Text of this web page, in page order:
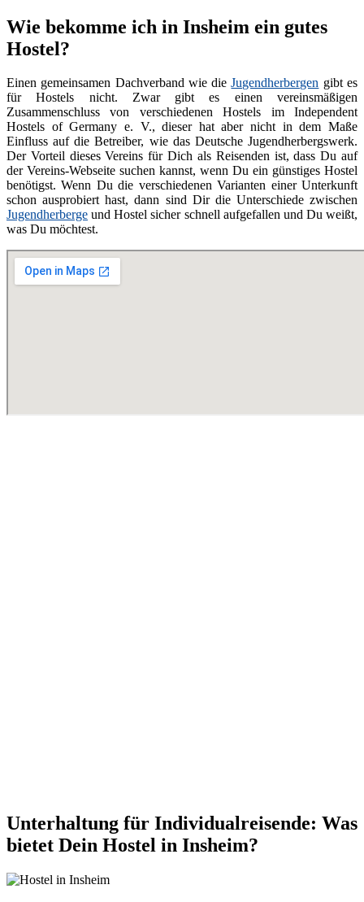
Wie bekomme ich in Insheim ein gutes
Hostel?
Einen gemeinsamen Dachverband wie dieJugendherbergen gibt es
für Hostels nicht. Zwar gibt es einen vereinsmäßigen
Zusammenschluss von verschiedenen Hostels im Independent
Hostels of Germany e. V., dieser hat aber nicht in dem Maße
Einfluss auf die Betreiber, wie das Deutsche Jugendherbergswerk.
Der Vorteil dieses Vereins für Dich als Reisenden ist, dass Du auf
der Vereins-Webseite suchen kannst, wenn Du ein günstiges Hostel
benötigst. Wenn Du die verschiedenen Varianten einer Unterkunft
schon ausprobiert hast, dann sind Dir die Unterschiede zwischen
Jugendherberge und Hostel sicher schnell aufgefallen und Du weißt,
was Du möchtest.
Unterhaltung für Individualreisende: Was
bietet Dein Hostel in Insheim?